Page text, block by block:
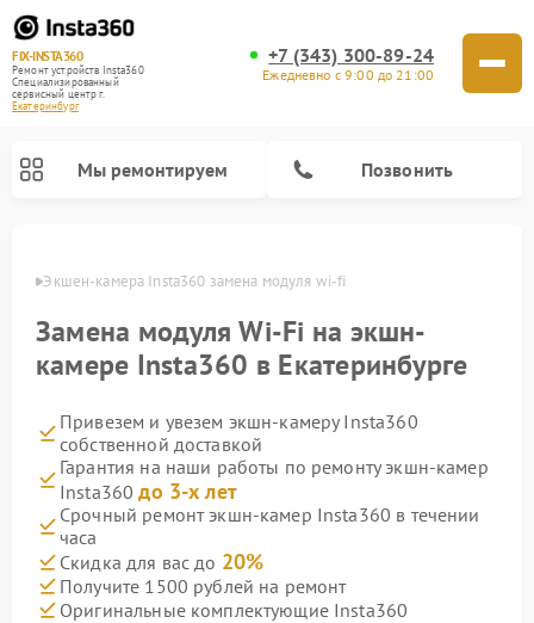
FIX-INSTA360
Ремонт устройств Insta360
Специализированный
cервисный центр г.
Екатеринбург
+7 (343) 300-89-24
Ежедневно с 9:00 до 21:00
Мы ремонтируем Позвонить
Экшен-камера Insta360 замена модуля wi-fi
Замена модуля Wi-Fi на экшн-
камере Insta360 в Екатеринбурге
Привезем и увезем экшн-камеру Insta360
собственной доставкой
Гарантия на наши работы по ремонту экшн-камер
Insta360до 3-х лет
Срочный ремонт экшн-камер Insta360 в течении
часа
Скидка для вас до 20%
Получите 1500 рублей на ремонт
Оригинальные комплектующие Insta360